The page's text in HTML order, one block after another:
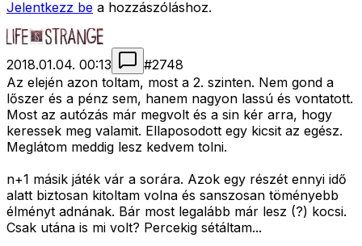
Jelentkezz be a hozzászóláshoz.
2018.01.04. 00:13 #2748
Az elején azon toltam, most a 2. szinten. Nem gond a
lőszer és a pénz sem, hanem nagyon lassú és vontatott.
Most az autózás már megvolt és a sin kér arra, hogy
keressek meg valamit. Ellaposodott egy kicsit az egész.
Meglátom meddig lesz kedvem tolni.
n+1 másik játék vár a sorára. Azok egy részét ennyi idő
alatt biztosan kitoltam volna és sanszosan töményebb
élményt adnának. Bár most legalább már lesz (?) kocsi.
Csak utána is mi volt? Percekig sétáltam...